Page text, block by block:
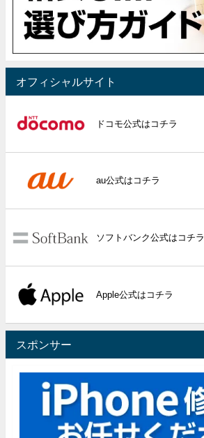
オフィシャルサイト
ドコモ公式はコチラ
au公式はコチラ
ソフトバンク公式はコチラ
Apple公式はコチラ
スポンサー